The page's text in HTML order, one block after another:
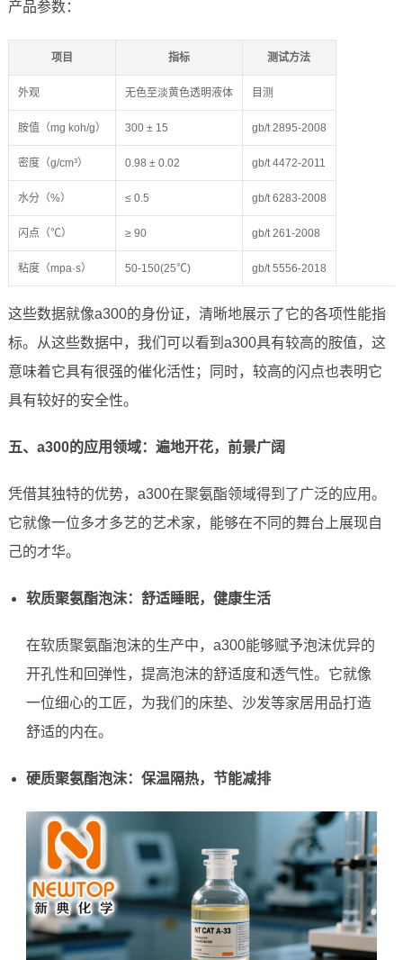
产品参数：
项目 指标 测试方法
外观 无色至淡黄色透明液体 目测
胺值（mg koh/g） 300 ± 15 gb/t 2895-2008
密度（g/cm³） 0.98 ± 0.02 gb/t 4472-2011
水分（%） ≤ 0.5 gb/t 6283-2008
闪点（℃） ≥ 90 gb/t 261-2008
粘度（mpa·s） 50-150(25℃) gb/t 5556-2018
这些数据就像a300的身份证，清晰地展示了它的各项性能指
标。从这些数据中，我们可以看到a300具有较高的胺值，这
意味着它具有很强的催化活性；同时，较高的闪点也表明它
具有较好的安全性。
五、a300的应用领域：遍地开花，前景广阔
凭借其独特的优势，a300在聚氨酯领域得到了广泛的应用。
它就像一位多才多艺的艺术家，能够在不同的舞台上展现自
己的才华。
软质聚氨酯泡沫：舒适睡眠，健康生活
在软质聚氨酯泡沫的生产中，a300能够赋予泡沫优异的
开孔性和回弹性，提高泡沫的舒适度和透气性。它就像
一位细心的工匠，为我们的床垫、沙发等家居用品打造
舒适的内在。
硬质聚氨酯泡沫：保温隔热，节能减排